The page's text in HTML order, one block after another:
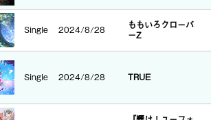
Single 2024/8/28
ももいろクローバ
ーZ
Single 2024/8/28 TRUE